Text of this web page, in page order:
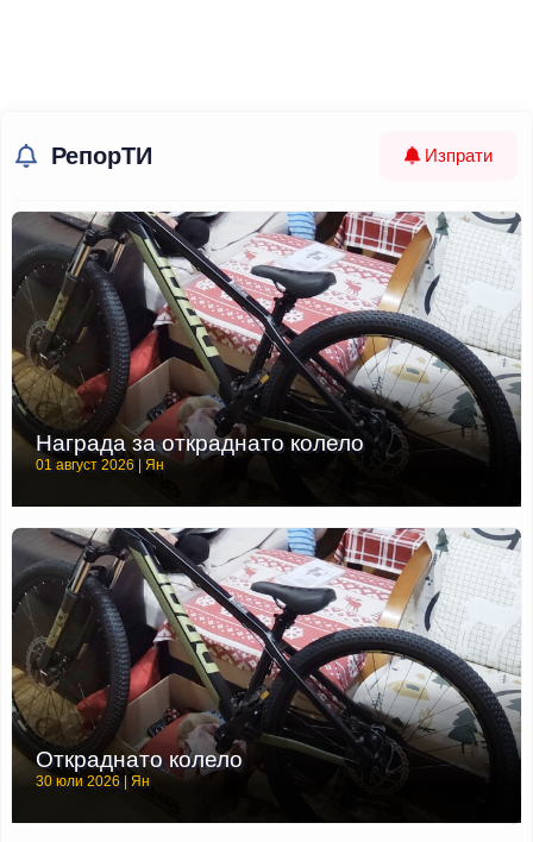
РепорТИ Изпрати
Награда за откраднато колело
01 август 2026 | Ян
Откраднато колело
30 юли 2026 | Ян